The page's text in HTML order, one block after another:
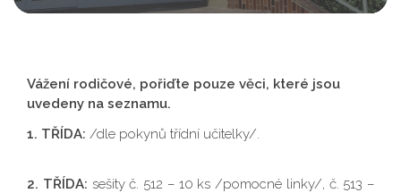
Vážení rodičové, pořiďte pouze věci, které jsou
uvedeny na seznamu.
1. TŘÍDA: /dle pokynů třídní učitelky/.
2. TŘÍDA: sešity č. 512 – 10 ks /pomocné linky/, č. 513 –